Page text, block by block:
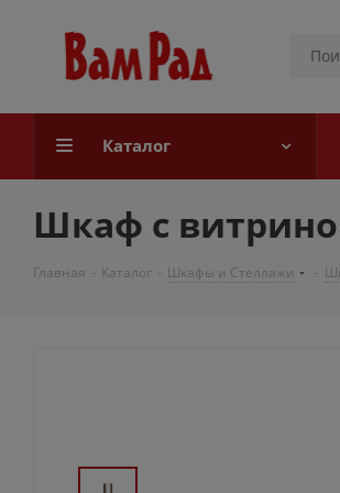
Каталог
Шкаф с
Главная - Каталог - Шкафы и Стеллажи -